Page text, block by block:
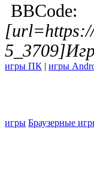
BBCode:
игры ПК | игры
игры Браузерные